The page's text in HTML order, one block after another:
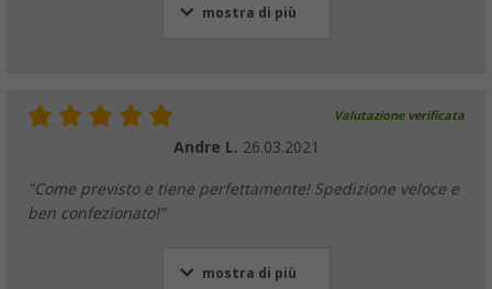
mostra di più
Valutazione verificata
Andre L. 26.03.2021
"Come previsto e tiene perfettamente! Spedizione veloce e
ben confezionato!"
mostra di più